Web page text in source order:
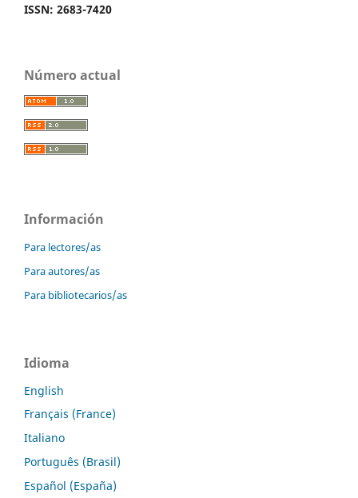
ISSN: 2683-7420
Número actual
Información
Para lectores/as
Para autores/as
Para bibliotecarios/as
Idioma
English
Français (France)
Italiano
Português (Brasil)
Español (España)